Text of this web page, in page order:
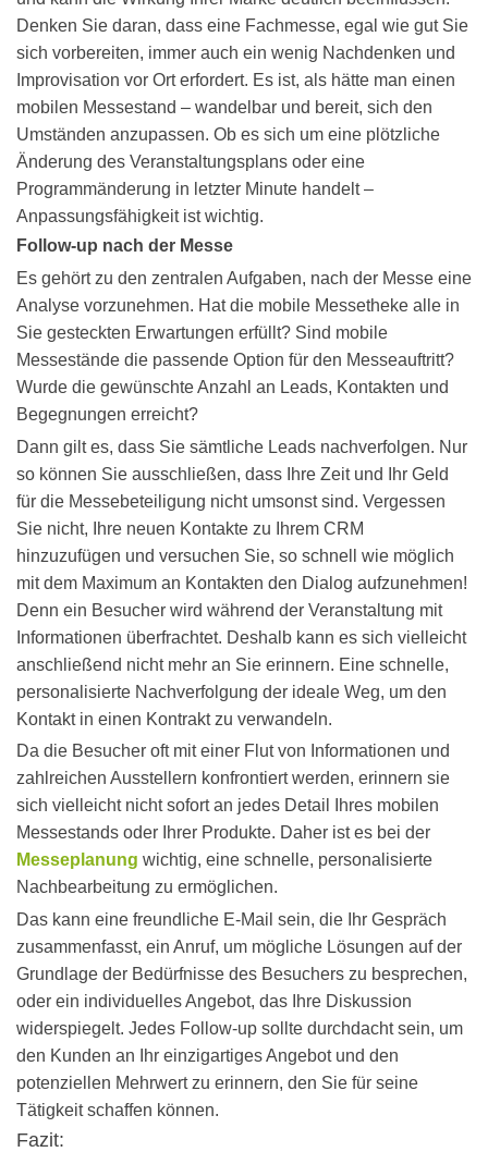
Denken Sie daran, dass eine Fachmesse, egal wie gut Sie
sich vorbereiten, immer auch ein wenig Nachdenken und
Improvisation vor Ort erfordert. Es ist, als hätte man einen
mobilen Messestand – wandelbar und bereit, sich den
Umständen anzupassen. Ob es sich um eine plötzliche
Änderung des Veranstaltungsplans oder eine
Programmänderung in letzter Minute handelt –
Anpassungsfähigkeit ist wichtig.
Follow-up nach der Messe
Es gehört zu den zentralen Aufgaben, nach der Messe eine
Analyse vorzunehmen. Hat die mobile Messetheke alle in
Sie gesteckten Erwartungen erfüllt? Sind mobile
Messestände die passende Option für den Messeauftritt?
Wurde die gewünschte Anzahl an Leads, Kontakten und
Begegnungen erreicht?
Dann gilt es, dass Sie sämtliche Leads nachverfolgen. Nur
so können Sie ausschließen, dass Ihre Zeit und Ihr Geld
für die Messebeteiligung nicht umsonst sind. Vergessen
Sie nicht, Ihre neuen Kontakte zu Ihrem CRM
hinzuzufügen und versuchen Sie, so schnell wie möglich
mit dem Maximum an Kontakten den Dialog aufzunehmen!
Denn ein Besucher wird während der Veranstaltung mit
Informationen überfrachtet. Deshalb kann es sich vielleicht
anschließend nicht mehr an Sie erinnern. Eine schnelle,
personalisierte Nachverfolgung der ideale Weg, um den
Kontakt in einen Kontrakt zu verwandeln.
Da die Besucher oft mit einer Flut von Informationen und
zahlreichen Ausstellern konfrontiert werden, erinnern sie
sich vielleicht nicht sofort an jedes Detail Ihres mobilen
Messestands oder Ihrer Produkte. Daher ist es bei der
Messeplanung wichtig, eine schnelle, personalisierte
Nachbearbeitung zu ermöglichen.
Das kann eine freundliche E-Mail sein, die Ihr Gespräch
zusammenfasst, ein Anruf, um mögliche Lösungen auf der
Grundlage der Bedürfnisse des Besuchers zu besprechen,
oder ein individuelles Angebot, das Ihre Diskussion
widerspiegelt. Jedes Follow-up sollte durchdacht sein, um
den Kunden an Ihr einzigartiges Angebot und den
potenziellen Mehrwert zu erinnern, den Sie für seine
Tätigkeit schaffen können.
Fazit: